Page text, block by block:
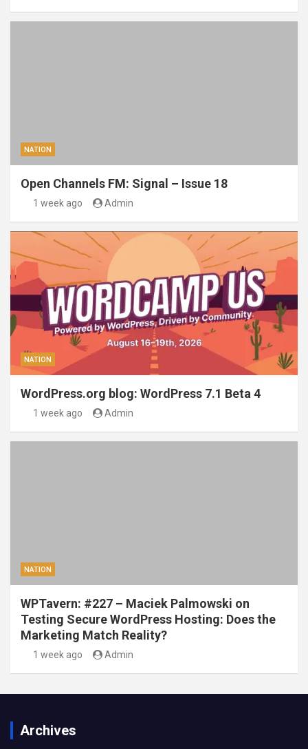
NATION
Open Channels FM: Signal – Issue 18
1 week ago Admin
NATION
WordPress.org blog: WordPress 7.1 Beta 4
1 week ago Admin
NATION
WPTavern: #227 – Maciek Palmowski on
Testing Secure WordPress Hosting: Does the
Marketing Match Reality?
1 week ago Admin
Archives